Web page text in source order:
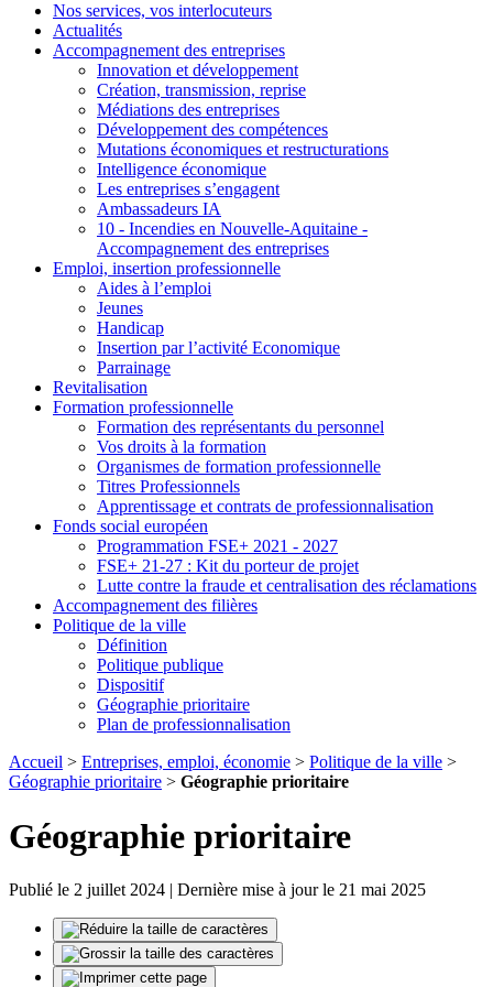
Nos services, vos interlocuteurs
Actualités
Accompagnement des entreprises
Innovation et développement
Création, transmission, reprise
Médiations des entreprises
Développement des compétences
Mutations économiques et restructurations
Intelligence économique
Les entreprises s’engagent
Ambassadeurs IA
10 - Incendies en Nouvelle-Aquitaine -
Accompagnement des entreprises
Emploi, insertion professionnelle
Aides à l’emploi
Jeunes
Handicap
Insertion par l’activité Economique
Parrainage
Revitalisation
Formation professionnelle
Formation des représentants du personnel
Vos droits à la formation
Organismes de formation professionnelle
Titres Professionnels
Apprentissage et contrats de professionnalisation
Fonds social européen
Programmation FSE+ 2021 - 2027
FSE+ 21-27 : Kit du porteur de projet
Lutte contre la fraude et centralisation des réclamations
Accompagnement des filières
Politique de la ville
Définition
Politique publique
Dispositif
Géographie prioritaire
Plan de professionnalisation
Accueil > Entreprises, emploi, économie > Politique de la ville >
Géographie prioritaire > Géographie prioritaire
Géographie prioritaire
Publié le 2 juillet 2024 | Dernière mise à jour le 21 mai 2025